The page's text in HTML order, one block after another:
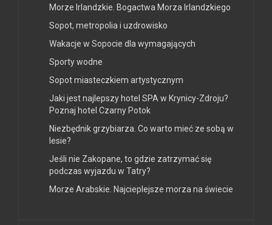
Morze Irlandzkie. Bogactwa Morza Irlandzkiego
Sopot, metropolia i uzdrowisko
Wakacje w Sopocie dla wymagających
Sporty wodne
Sopot miasteczkiem artystycznym
Jaki jest najlepszy hotel SPA w Krynicy-Zdroju?
Poznaj hotel Czarny Potok
Niezbędnik grzybiarza. Co warto mieć ze sobą w
lesie?
Jeśli nie Zakopane, to gdzie zatrzymać się
podczas wyjazdu w Tatry?
Morze Arabskie. Najcieplejsze morza na świecie